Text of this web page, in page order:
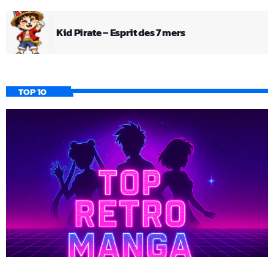
Kid Pirate – Esprit des 7 mers
TOP 10